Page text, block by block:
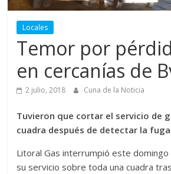
Locales
Temor por
en cercanías de
2 julio, 2018 Cuna de la Noticia
Tuvieron que cortar el servicio de
cuadra después de detectar la
Litoral Gas interrumpió este
su servicio sobre toda una cuadra